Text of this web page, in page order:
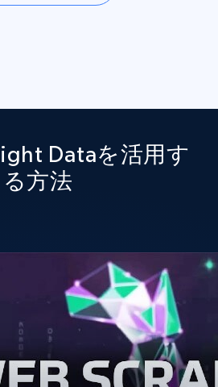
Dataを活用す
る方法